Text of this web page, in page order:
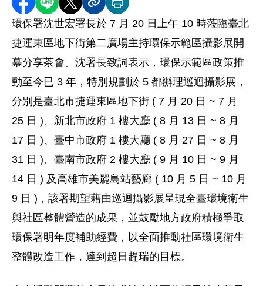
分享至 Facebook
分享到 LINE
分享到 X分享內容連結
列印本頁
環保署沈世宏署長於 7 月 20 日上午 10 時蒞臨臺北
捷運東區地下街第二廣場主持環保示範區攝影展開
幕分享茶會。沈署長致詞表示，環保示範區政策推
動至今已 3 年，特別規劃於 5 都辦理巡迴攝影展，
分別是臺北市捷運東區地下街 ( 7 月 20 日 ~ 7 月
25 日 )、新北市政府 1 樓大廳 ( 8 月 13 日 ~ 8 月
17 日 )、臺中市政府 1 樓大廳 ( 8 月 27 日 ~ 8 月
31 日 )、臺南市政府 2 樓大廳 ( 9 月 10 日 ~ 9 月
14 日 ) 及高雄市美麗島站藝廊 ( 10 月 5 日 ~ 10 月
9 日 )，該署期望藉由巡迴攝影展呈現全臺環境衛生
與社區整體營造的成果，並鼓勵地方政府積極爭取
環保署明年度補助經費，以全面推動社區環境衛生
整體改造工作，達到超日趕瑞的目標。